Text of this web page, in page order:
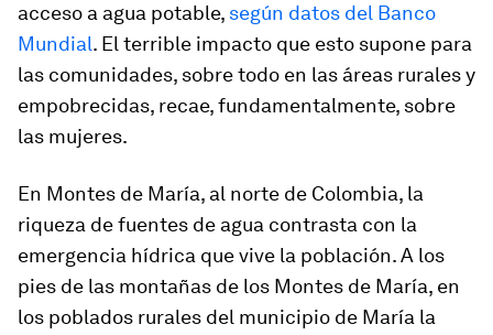
acceso a agua potable, según datos del Banco
Mundial. El terrible impacto que esto supone para
las comunidades, sobre todo en las áreas rurales y
empobrecidas, recae, fundamentalmente, sobre
las mujeres.
En Montes de María, al norte de Colombia, la
riqueza de fuentes de agua contrasta con la
emergencia hídrica que vive la población. A los
pies de las montañas de los Montes de María, en
los poblados rurales del municipio de María la